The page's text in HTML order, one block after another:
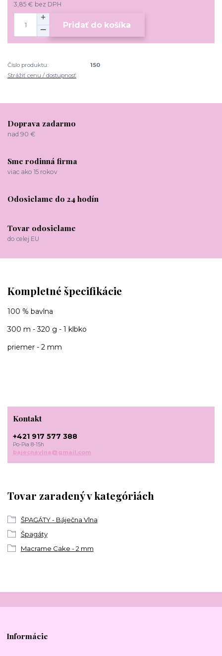
3,85 € bez DPH
Pridať do košíka
Číslo produktu:
150
Strážiť cenu / dostupnosť
Doprava zadarmo
nad 90 €
Sme rodinná firma
viac ako 15 rokov
Odosielame do 24 hodín
Tovar odosielame
do celej EU
Kompletné špecifikácie
100 % bavlna
300 m - 320 g - 1 klbko
priemer - 2 mm
Tovar zaradený v kategóriách
ŠPAGÁTY - Báječna Vlna
Špagáty
Macrame Cake - 2 mm
Kontakt
+421 917 577 388
Po-Pia 8-15h
bajecnavlna@gmail.com
Informácie